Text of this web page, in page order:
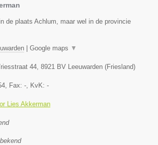
de plaats Achlum, maar wel in de provincie
Google maps ▼
44 8921 BV Leeuwarden (Friesland)
, Fax: - , KvK: -
Lies Akkerman